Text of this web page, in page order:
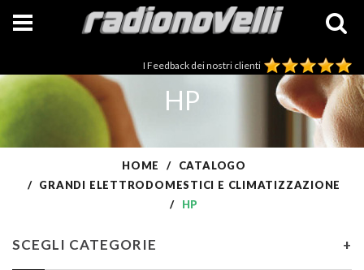
I Feedback dei nostri clienti
HP
HOME
CATALOGO
GRANDI ELETTRODOMESTICI E CLIMATIZZAZIONE
HP
SCEGLI CATEGORIE +